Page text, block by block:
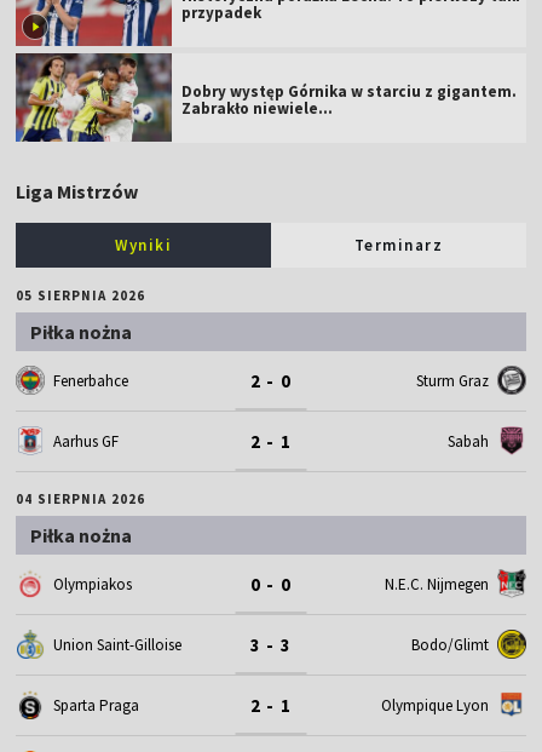
przypadek
Dobry występ Górnika w starciu z gigantem.
Zabrakło niewiele...
Liga Mistrzów
Wyniki Terminarz
05 SIERPNIA 2026
Piłka nożna
Fenerbahce 2 - 0 Sturm Graz
Aarhus GF 2 - 1 Sabah
04 SIERPNIA 2026
Piłka nożna
Olympiakos 0 - 0 N.E.C. Nijmegen
Union Saint-Gilloise 3 - 3 Bodo/Glimt
Sparta Praga 2 - 1 Olympique Lyon